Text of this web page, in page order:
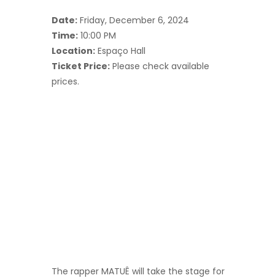
Date: Friday, December 6, 2024
Time: 10:00 PM
Location: Espaço Hall
Ticket Price: Please check available
prices.
The rapper MATUÊ will take the stage for